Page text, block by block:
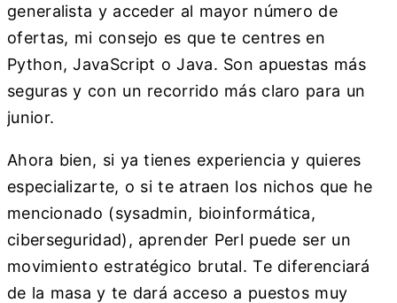
generalista y acceder al mayor número de
ofertas, mi consejo es que te centres en
Python, JavaScript o Java. Son apuestas más
seguras y con un recorrido más claro para un
junior.
Ahora bien, si ya tienes experiencia y quieres
especializarte, o si te atraen los nichos que he
mencionado (sysadmin, bioinformática,
ciberseguridad), aprender Perl puede ser un
movimiento estratégico brutal. Te diferenciará
de la masa y te dará acceso a puestos muy